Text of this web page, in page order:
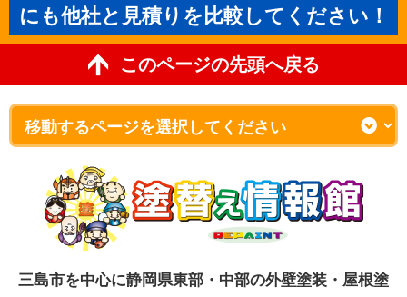
にも他社と見積りを比較してください！
このページの先頭へ戻る
三島市を中心に静岡県東部・中部の外壁塗装・屋根塗